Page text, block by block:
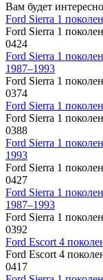
Вам будет
Ford Sierra 1
Ford Sierra 1
0424
Ford Sierra 1
1987–1993
Ford Sierra 1
0374
Ford Sierra 1
Ford Sierra 1
0388
Ford Sierra 1
1993
Ford Sierra 1
0427
Ford Sierra 1
1987–1993
Ford Sierra 1
0392
Ford Escort 4
Ford Escort 4
0417